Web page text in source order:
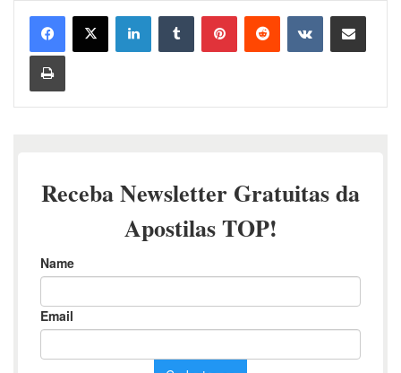
LinkedinTumblr PinterestReddit VK Compartilhar via e-mail
Imprimir